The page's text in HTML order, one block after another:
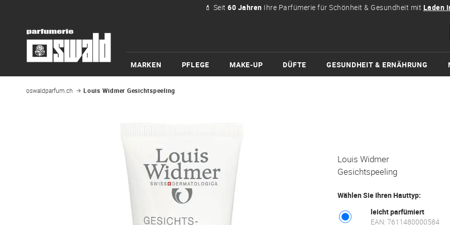
💄 Seit60 Jahren Ihre Parfümerie für Schönheit & Gesundheit mit Laden
MARKEN PFLEGE MAKE-UP DÜFTE GESUNDHEIT & ERNÄHRUNG
oswaldparfum.ch Louis Widmer Gesichtspeeling
Louis Widmer
Gesichtspeeling
Wählen Sie Ihren Hauttyp:
leicht parfümiert
EAN: 7611480000584